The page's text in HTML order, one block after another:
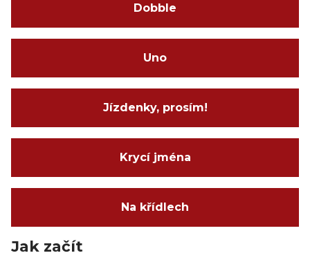
Dobble
Uno
Jízdenky, prosím!
Krycí jména
Na křídlech
Jak začít